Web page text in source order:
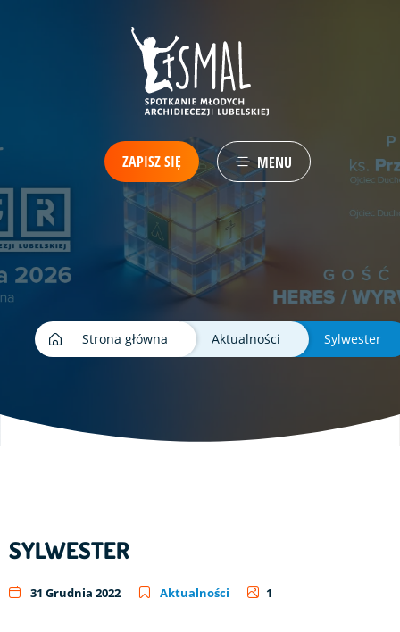
ZAPISZ SIĘ MENU
Strona główna Aktualności Sylwester
SYLWESTER
31 Grudnia 2022 Aktualności 1